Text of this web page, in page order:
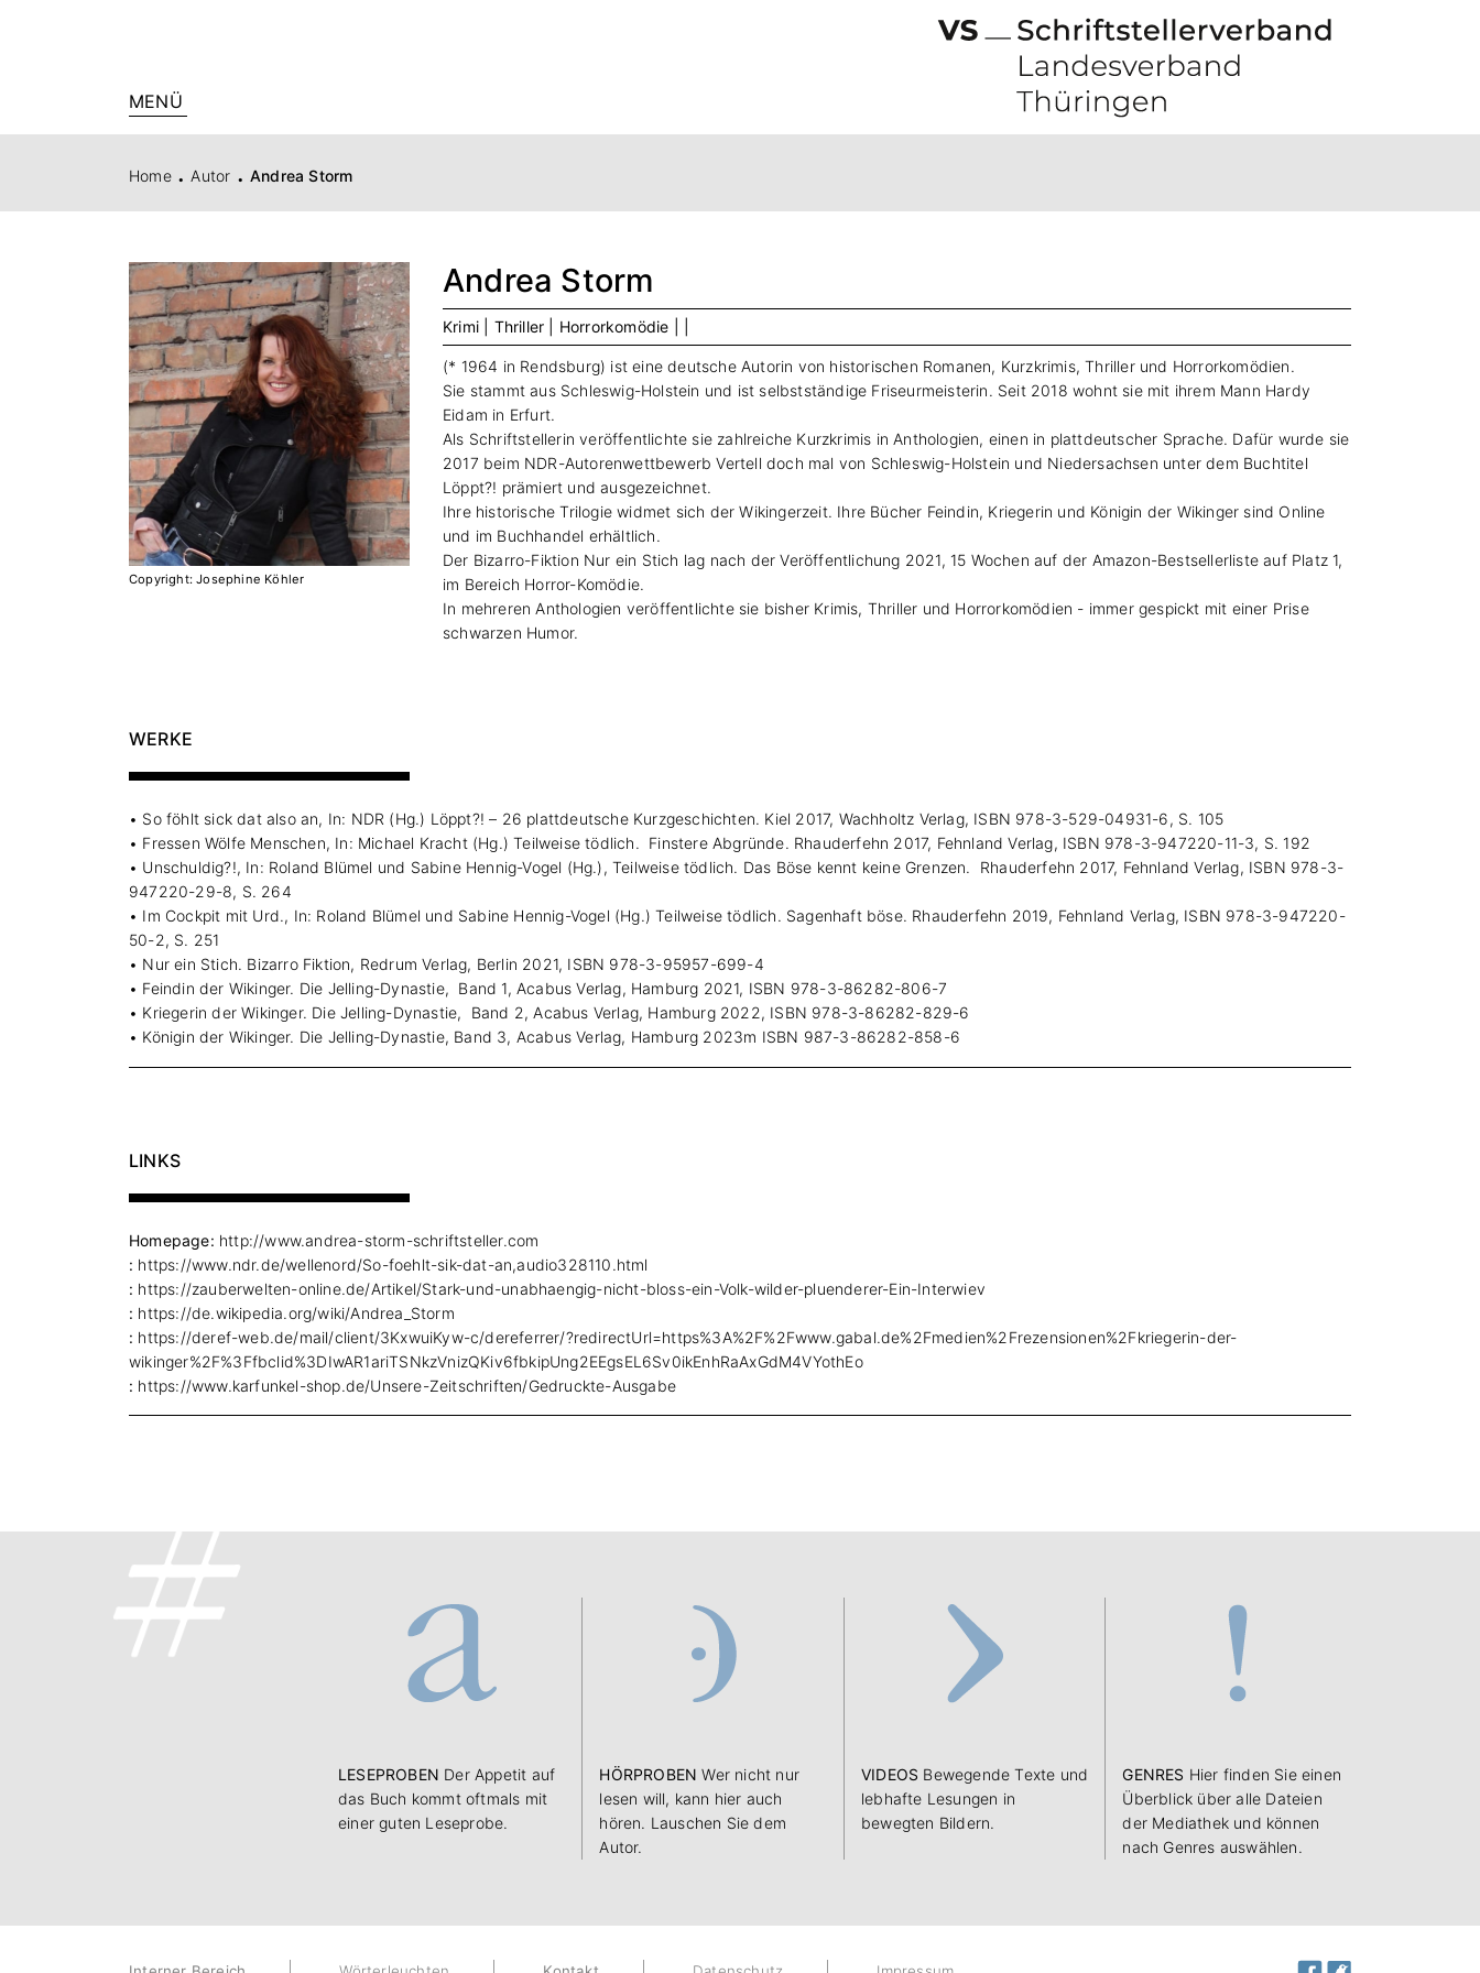
MENÜ
Home . Autor . Andrea Storm
Copyright: Josephine Köhler
Andrea Storm
Krimi | Thriller | Horrorkomödie |
(* 1964 in Rendsburg) ist eine deutsche Autorin von historischen Romanen, Kurzkrimis, Thriller und Horrorkomödien.
Sie stammt aus Schleswig-Holstein und ist selbstständige Friseurmeisterin. Seit 2018 wohnt sie mit ihrem Mann Hardy
Eidam in Erfurt.
Als Schriftstellerin veröffentlichte sie zahlreiche Kurzkrimis in Anthologien, einen in plattdeutscher Sprache. Dafür wurde sie
2017 beim NDR-Autorenwettbewerb Vertell doch mal von Schleswig-Holstein und Niedersachsen unter dem Buchtitel
Löppt?! prämiert und ausgezeichnet.
Ihre historische Trilogie widmet sich der Wikingerzeit. Ihre Bücher Feindin, Kriegerin und Königin der Wikinger sind Online
und im Buchhandel erhältlich.
Der Bizarro-Fiktion Nur ein Stich lag nach der Veröffentlichung 2021, 15 Wochen auf der Amazon-Bestsellerliste auf Platz 1,
im Bereich Horror-Komödie.
In mehreren Anthologien veröffentlichte sie bisher Krimis, Thriller und Horrorkomödien - immer gespickt mit einer Prise
schwarzen Humor.
WERKE
• So föhlt sick dat also an, In: NDR (Hg.) Löppt?! – 26 plattdeutsche Kurzgeschichten. Kiel 2017, Wachholtz Verlag, ISBN 978-3-529-04931-6, S. 105
• Fressen Wölfe Menschen, In: Michael Kracht (Hg.) Teilweise tödlich. Finstere Abgründe. Rhauderfehn 2017, Fehnland Verlag, ISBN 978-3-947220-11-3, S. 192
• Unschuldig?!, In: Roland Blümel und Sabine Hennig-Vogel (Hg.), Teilweise tödlich. Das Böse kennt keine Grenzen. Rhauderfehn 2017, Fehnland Verlag, ISBN 978-3-
947220-29-8, S. 264
• Im Cockpit mit Urd., In: Roland Blümel und Sabine Hennig-Vogel (Hg.) Teilweise tödlich. Sagenhaft böse. Rhauderfehn 2019, Fehnland Verlag, ISBN 978-3-947220-
50-2, S. 251
• Nur ein Stich. Bizarro Fiktion, Redrum Verlag, Berlin 2021, ISBN 978-3-95957-699-4
• Feindin der Wikinger. Die Jelling-Dynastie, Band 1, Acabus Verlag, Hamburg 2021, ISBN 978-3-86282-806-7
• Kriegerin der Wikinger. Die Jelling-Dynastie, Band 2, Acabus Verlag, Hamburg 2022, ISBN 978-3-86282-829-6
• Königin der Wikinger. Die Jelling-Dynastie, Band 3, Acabus Verlag, Hamburg 2023m ISBN 987-3-86282-858-6
LINKS
Homepage: http://www.andrea-storm-schriftsteller.com
: https://www.ndr.de/wellenord/So-foehlt-sik-dat-an,audio328110.html
: https://zauberwelten-online.de/Artikel/Stark-und-unabhaengig-nicht-bloss-ein-Volk-wilder-pluenderer-Ein-Interwiev
: https://de.wikipedia.org/wiki/Andrea_Storm
: https://deref-web.de/mail/client/3KxwuiKyw-c/dereferrer/?redirectUrl=https%3A%2F%2Fwww.gabal.de%2Fmedien%2Frezensionen%2Fkriegerin-der-
wikinger%2F%3Ffbclid%3DIwAR1ariTSNkzVnizQKiv6fbkipUng2EEgsEL6Sv0ikEnhRaAxGdM4VYothEo
: https://www.karfunkel-shop.de/Unsere-Zeitschriften/Gedruckte-Ausgabe
LESEPROBEN Der Appetit auf
das Buch kommt oftmals mit
einer guten Leseprobe.
HÖRPROBEN Wer nicht nur
lesen will, kann hier auch
hören. Lauschen Sie dem
Autor.
VIDEOS Bewegende Texte und
lebhafte Lesungen in
bewegten Bildern.
GENRES Hier finden Sie einen
Überblick über alle Dateien
der Mediathek und können
nach Genres auswählen.